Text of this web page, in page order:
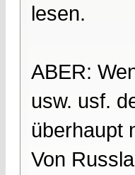
lesen.
ABER:
usw. usf.
überhaupt
Von